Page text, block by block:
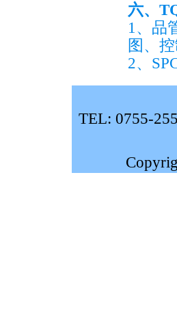
六、
1、品
图、
2、
TEL: 0755-